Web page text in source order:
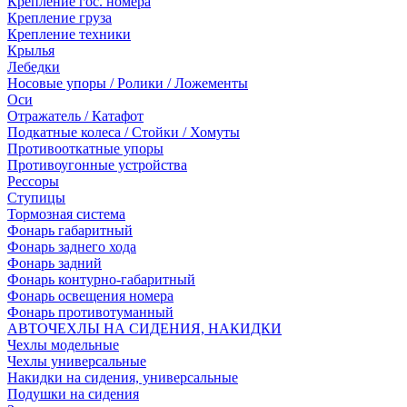
Крепление груза
Крепление техники
Крылья
Лебедки
Носовые упоры / Ролики / Ложементы
Оси
Отражатель / Катафот
Подкатные колеса / Стойки / Хомуты
Противооткатные упоры
Противоугонные устройства
Рессоры
Ступицы
Тормозная система
Фонарь габаритный
Фонарь заднего хода
Фонарь задний
Фонарь контурно-габаритный
Фонарь освещения номера
Фонарь противотуманный
АВТОЧЕХЛЫ НА СИДЕНИЯ, НАКИДКИ
Чехлы модельные
Чехлы универсальные
Накидки на сидения, универсальные
Подушки на сидения